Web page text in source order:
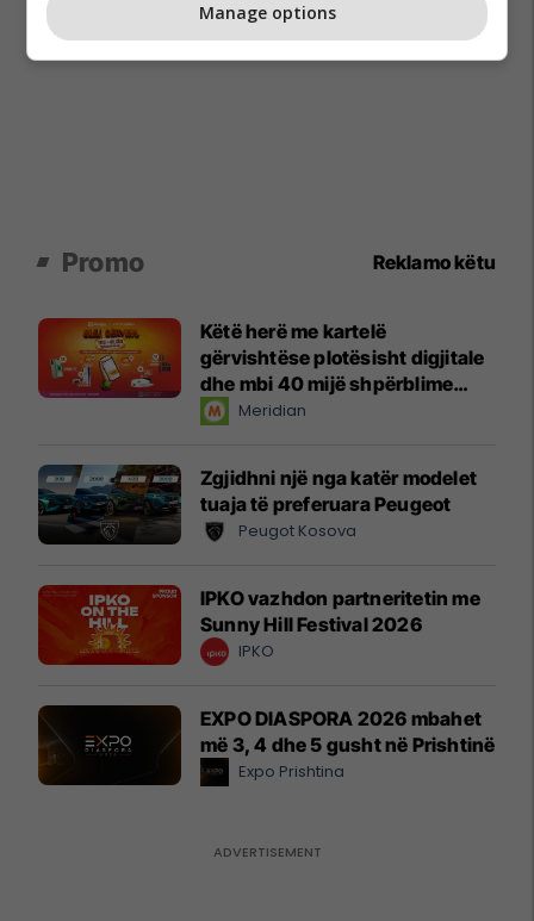
Promo Reklamo këtu
Këtë herë me kartelë
gërvishtëse plotësisht digjitale
dhe mbi 40 mijë shpërblime
instant!Meridian
Zgjidhni një nga katër modelet
tuaja të preferuara Peugeot
Peugot Kosova
IPKO vazhdon partneritetin me
Sunny Hill Festival 2026
IPKO
EXPO DIASPORA 2026 mbahet
më 3, 4 dhe 5 gusht në Prishtinë
Expo Prishtina
Manage options